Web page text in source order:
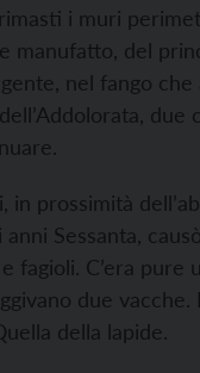
i muri
manufatto, del
nel fango
due
prossimità
anni Sessanta,
C’era pure
due vacche.
della lapide.